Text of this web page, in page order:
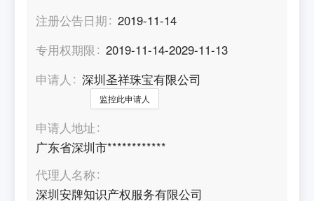
注册公告日期
2019-11-14
专用权期限
2019-11-14-2029-11-13
申请人
深圳圣祥珠宝有限公司
监控此申请人
申请人地址
广东省深圳市************
代理人名称
深圳安牌知识产权服务有限公司